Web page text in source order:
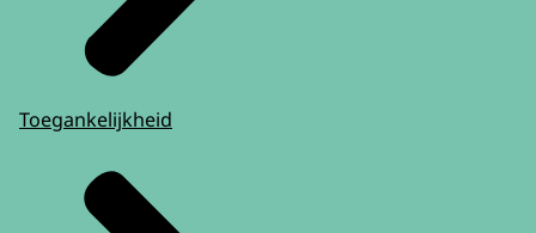
Toegankelijkheid